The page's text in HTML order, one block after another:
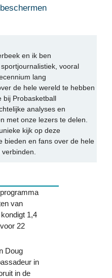
en ik ben
vooral
lang
de hele wereld te hebben
bij Probasketball
analyses en
met onze lezers te delen.
kijk op deze
bieden en fans over de hele
van
1,4
22
Doug
in
in de